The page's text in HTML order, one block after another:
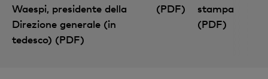
Waespi, presidente della
Direzione generale (in
tedesco) (PDF)
(PDF)
stampa
(PDF)